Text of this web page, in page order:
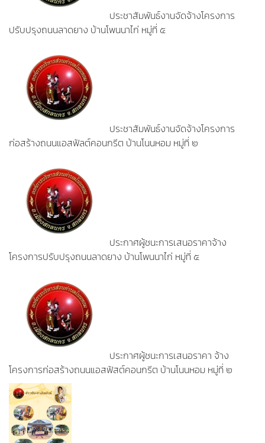
ประชาสัมพันธ์งานจัดจ้างโครงการ
ปรับปรุงถนนลาดยาง บ้านโพนนาไก่ หมู่ที่ ๕
ประชาสัมพันธ์งานจัดจ้างโครงการ
ก่อสร้างถนนแอสฟัลต์คอนกรีต บ้านโนนหอม หมู่ที่ ๒
ประกาศผู้ชนะการเสนอราคาจ้าง
โครงการปรับปรุงถนนลาดยาง บ้านโพนนาไก่ หมู่ที่ ๕
ประกาศผู้ชนะการเสนอราคา จ้าง
โครงการก่อสร้างถนนแอสฟัสต์คอนกรีต บ้านโนนหอม หมู่ที่ ๒